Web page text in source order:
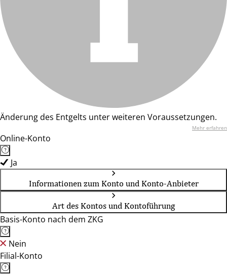
Änderung des Entgelts unter weiteren Voraussetzungen.
Mehr erfahren
Online-Konto
Ja
Informationen zum Konto und Konto-Anbieter
Art des Kontos und Kontoführung
Basis-Konto nach dem ZKG
Nein
Filial-Konto